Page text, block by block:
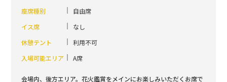
座席種別
自由席
イス席
なし
休憩テント
利用不可
入場可能エリア
A席
会場内、後方エリア。花火鑑賞をメインにお楽しみいただくお席で